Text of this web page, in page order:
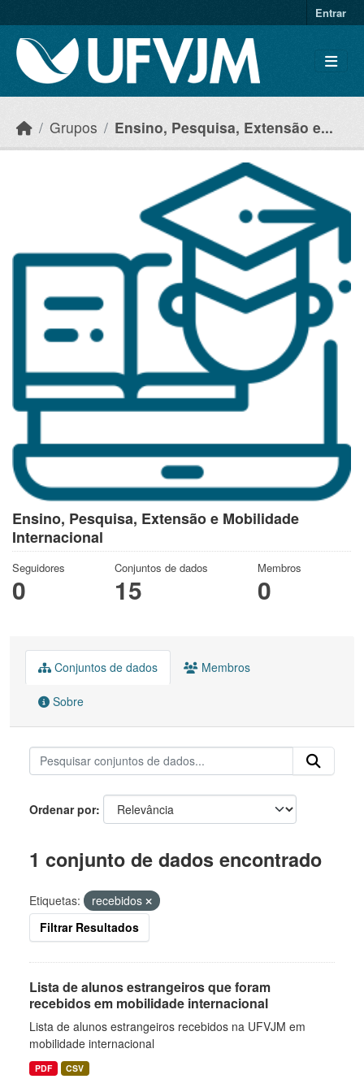
Entrar
Grupos Ensino, Pesquisa, Extensão e...
Ensino, Pesquisa, Extensão e Mobilidade
Internacional
Seguidores
0
Conjuntos de dados
15
Membros
0
Conjuntos de dados Membros
Sobre
Ordenar por
1 conjunto de dados encontrado
Etiquetas:
recebidos
Filtrar Resultados
Lista de alunos estrangeiros que foram
recebidos em mobilidade internacional
Lista de alunos estrangeiros recebidos na UFVJM em
mobilidade internacional
PDF CSV